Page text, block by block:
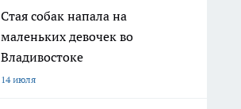
Стая собак напала на
маленьких девочек во
Владивостоке
14 июля